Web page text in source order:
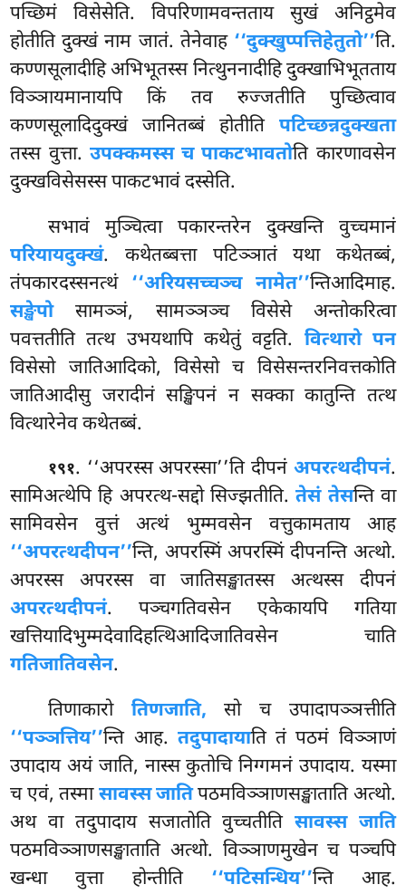
पच्छिमं विसेसेति. विपरिणामवन्तताय सुखं अनिट्ठमेव
होतीति दुक्खं नाम जातं. तेनेवाह ‘‘दुक्खुप्पत्तिहेतुतो’’ति.
कण्णसूलादीहि अभिभूतस्स नित्थुननादीहि दुक्खाभिभूतताय
विञ्ञायमानायपि किं तव रुज्जतीति पुच्छित्वाव
कण्णसूलादिदुक्खं जानितब्बं होतीति पटिच्छन्नदुक्खता
तस्स वुत्ता. उपक्कमस्स च पाकटभावतोति कारणावसेन
दुक्खविसेसस्स पाकटभावं दस्सेति.
सभावं मुञ्चित्वा पकारन्तरेन दुक्खन्ति वुच्चमानं
परियायदुक्खं. कथेतब्बत्ता पटिञ्ञातं यथा कथेतब्बं,
तंपकारदस्सनत्थं ‘‘अरियसच्चञ्च नामेत’’न्तिआदिमाह.
सङ्खेपोसामञ्ञं, सामञ्ञञ्च विसेसे अन्तोकरित्वा
पवत्ततीति तत्थ उभयथापि कथेतुं वट्टति. वित्थारो पन
विसेसो जातिआदिको, विसेसो च विसेसन्तरनिवत्तकोति
जातिआदीसु जरादीनं सङ्खिपनं न सक्का कातुन्ति तत्थ
वित्थारेनेव कथेतब्बं.
१९१. ‘‘अपरस्सअपरस्सा’’ति दीपनं अपरत्थदीपनं.
सामिअत्थेपि हि अपरत्थ-सद्दो सिज्झतीति.तेसं तेसन्ति वा
सामिवसेन वुत्तं अत्थं भुम्मवसेन वत्तुकामताय आह
‘‘अपरत्थदीपन’’न्ति, अपरस्मिं अपरस्मिं दीपनन्ति अत्थो.
अपरस्स अपरस्स वा जातिसङ्खातस्स अत्थस्स दीपनं
अपरत्थदीपनं. पञ्चगतिवसेन एकेकायपि गतिया
खत्तियादिभुम्मदेवादिहत्थिआदिजातिवसेन चाति
गतिजातिवसेन.
तिणाकारो तिणजाति, सो च उपादापञ्ञत्तीति
‘‘पञ्ञत्तिय’’न्ति आह. तदुपादायाति तं पठमं विञ्ञाणं
उपादाय अयं जाति, नास्स कुतोचि निग्गमनं उपादाय. यस्मा
च एवं, तस्मासावस्स जातिपठमविञ्ञाणसङ्खाताति अत्थो.
अथ वा तदुपादाय सजातोति वुच्चतीतिसावस्स जाति
पठमविञ्ञाणसङ्खाताति अत्थो. विञ्ञाणमुखेन च पञ्चपि
खन्धा वुत्ता होन्तीति ‘‘पटिसन्धिय’’न्ति आह.